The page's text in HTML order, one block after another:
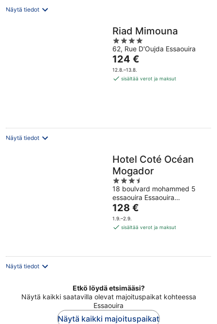
Näytä tiedot
Riad Mimouna
4
out
of
5
62, Rue D'Oujda Essaouira
Hinta
on
124 €
124 €
12.8.–13.8.
sisältää verot ja maksut
Näytä tiedot
Hotel Coté Océan
Mogador
3.5
out
of
5
18 boulvard mohammed 5
essaouira Essaouira
marrakech safi
Hinta
on
128 €
128 €
1.9.–2.9.
sisältää verot ja maksut
Näytä tiedot
Etkö löydä etsimääsi?
Näytä kaikki saatavilla olevat majoituspaikat kohteessa
Essaouira
Näytä kaikki majoituspaikat